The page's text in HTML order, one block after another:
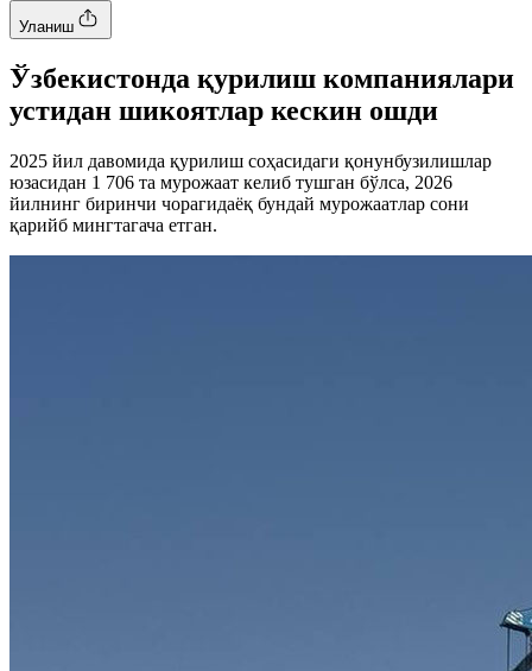
Уланиш
Ўзбекистонда қурилиш компаниялари
устидан шикоятлар кескин ошди
2025 йил давомида қурилиш соҳасидаги қонунбузилишлар
юзасидан 1 706 та мурожаат келиб тушган бўлса, 2026
йилнинг биринчи чорагидаёқ бундай мурожаатлар сони
қарийб мингтагача етган.